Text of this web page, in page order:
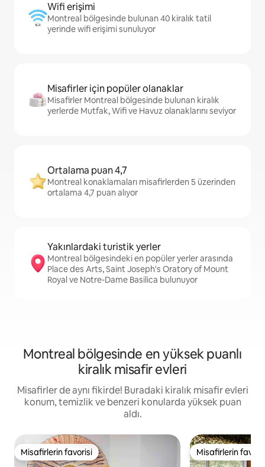
Wifi erişimi
Montreal bölgesinde bulunan 40 kiralık tatil
yerinde wifi erişimi sunuluyor
Misafirler için popüler olanaklar
Misafirler Montreal bölgesinde bulunan kiralık
yerlerde Mutfak, Wifi ve Havuz olanaklarını seviyor
Ortalama puan 4,7
Montreal konaklamaları misafirlerden 5 üzerinden
ortalama 4,7 puan alıyor
Yakınlardaki turistik yerler
Montreal bölgesindeki en popüler yerler arasında
Place des Arts, Saint Joseph's Oratory of Mount
Royal ve Notre-Dame Basilica bulunuyor
Montreal bölgesinde en yüksek puanlı
kiralık misafir evleri
Misafirler de aynı fikirde! Buradaki kiralık misafir evleri
konum, temizlik ve benzeri konularda yüksek puan
aldı.
Misafirlerin favorisi
Misafirlerin favorisi Misafirlerin
Misafirlerin